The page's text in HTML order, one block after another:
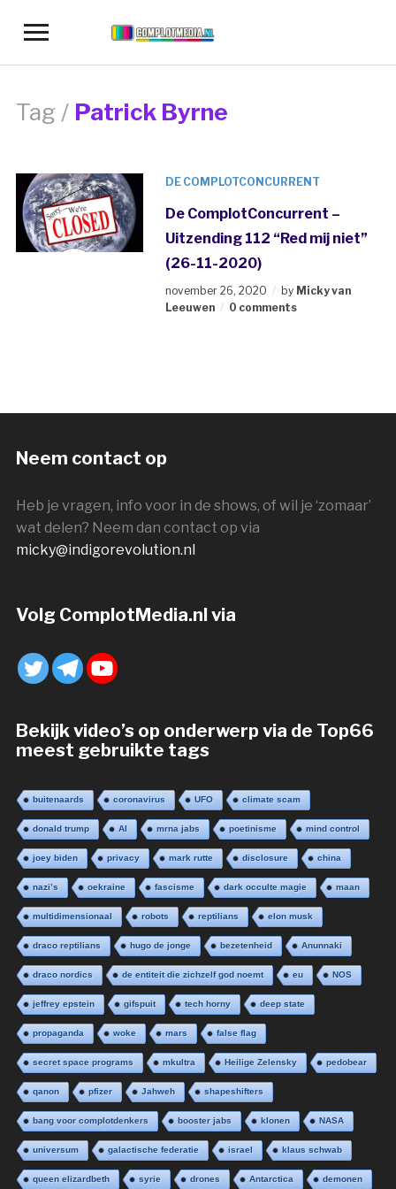
Toggle
navigation
Tag / Patrick Byrne
DE COMPLOTCONCURRENT
De ComplotConcurrent –
Uitzending 112 “Red mij niet”
(26-11-2020)
november 26, 2020 by Micky van
Leeuwen
0 comments
Neem contact op
Heb je vragen, info voor in de shows, of wil je ‘zomaar’
wat delen? Neem dan contact op via
micky@indigorevolution.nl
Volg ComplotMedia.nl via
Bekijk video’s op onderwerp via de Top66
meest gebruikte tags
buitenaards coronavirus UFO climate scam
donald trump AI mrna jabs poetinisme mind control
joey biden privacy mark rutte disclosure china
nazi’s oekraine fascisme dark occulte magie maan
multidimensionaal robots reptilians elon musk
draco reptilians hugo de jonge bezetenheid Anunnaki
draco nordics de entiteit die zichzelf god noemt eu NOS
jeffrey epstein gifspuit tech horny deep state
propaganda woke mars false flag
secret space programs mkultra Heilige Zelensky pedobear
qanon pfizer Jahweh shapeshifters
bang voor complotdenkers booster jabs klonen NASA
universum galactische federatie israel klaus schwab
queen elizardbeth syrie drones Antarctica demonen